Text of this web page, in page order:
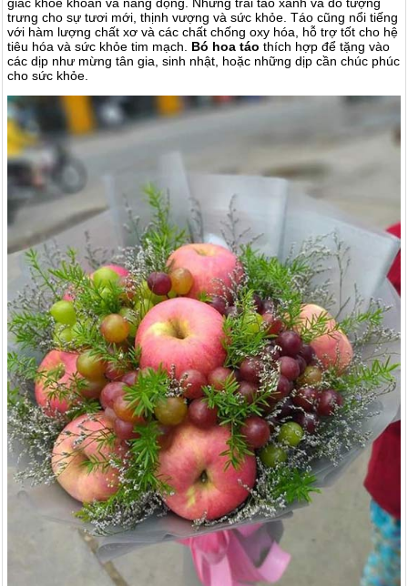
trưng cho sự tươi mới, thịnh vượng và sức khỏe. Táo cũng nổi tiếng
với hàm lượng chất xơ và các chất chống oxy hóa, hỗ trợ tốt cho hệ
tiêu hóa và sức khỏe tim mạch. Bó hoa táo thích hợp để tặng vào
các dịp như mừng tân gia, sinh nhật, hoặc những dịp cần chúc phúc
cho sức khỏe.